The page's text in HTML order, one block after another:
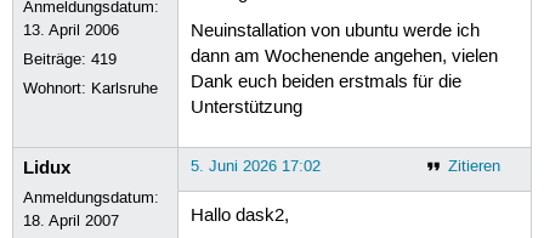
Sourcing file `/etc/default/grub.d/
Generating grub configuration file
Found theme: /boot/grub/themes/
Found linux image: /boot/vmlinuz-
Found linux image: /boot/vmlinuz-
Found initrd image: /boot/
Found linux image: /boot/vmlinuz-
Found initrd image: /boot/
Anmeldungsdatum:
13. April 2006
Beiträge:419
Wohnort: Karlsruhe
Neuinstallation von ubuntu werde ich
dann am Wochenende angehen, vielen
Dank euch beiden erstmals für die
Unterstützung
Lidux
Anmeldungsdatum:
18. April 2007
Zitieren
5. Juni 2026 17:02
Hallo dask2,